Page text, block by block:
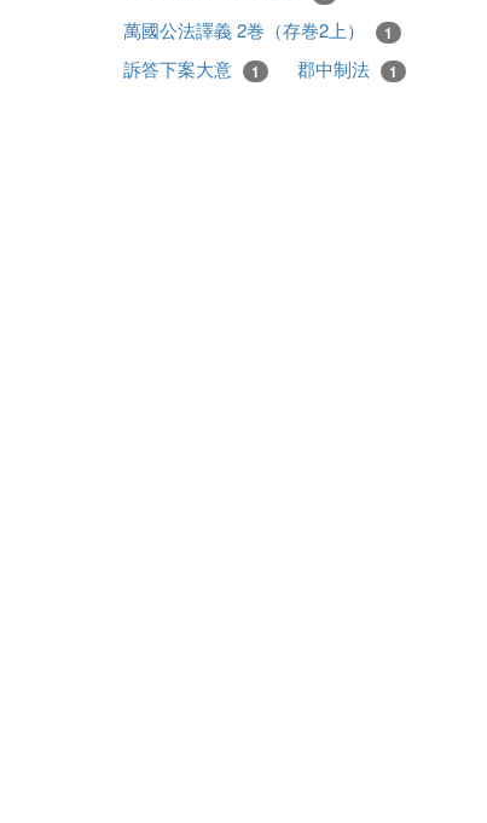
萬國公法譯義 2巻（存巻2上） 1
訴答下案大意 1 郡中制法 1